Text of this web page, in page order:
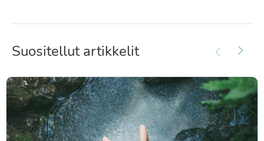
Suositellut artikkelit